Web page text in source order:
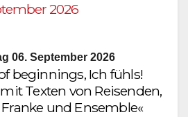
2026
06. September 2026
beginnings, Ich fühls!
mit Texten von Reisenden,
Franke und Ensemble«